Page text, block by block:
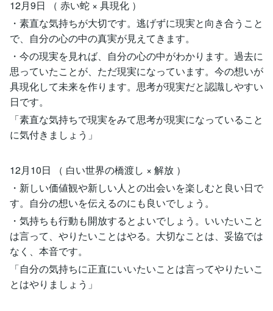
12月9日 （ 赤い蛇 × 具現化 ）
・素直な気持ちが大切です。逃げずに現実と向き合うこと
で、自分の心の中の真実が見えてきます。
・今の現実を見れば、自分の心の中がわかります。過去に
思っていたことが、ただ現実になっています。今の想いが
具現化して未来を作ります。思考が現実だと認識しやすい
日です。
「素直な気持ちで現実をみて思考が現実になっていること
に気付きましょう」
12月10日 （ 白い世界の橋渡し × 解放 ）
・新しい価値観や新しい人との出会いを楽しむと良い日で
す。自分の想いを伝えるのにも良いでしょう。
・気持ちも行動も開放するとよいでしょう。いいたいこと
は言って、やりたいことはやる。大切なことは、妥協では
なく、本音です。
「自分の気持ちに正直にいいたいことは言ってやりたいこ
とはやりましょう」